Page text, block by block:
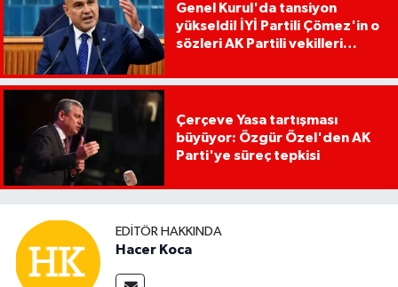
Genel Kurul'da tansiyon
yükseldi! İYİ Partili Çömez'in o
sözleri AK Partili vekilleri
Çerçeve Yasa tartışması
büyüyor: Özgür Özel'den AK
Parti'ye süreç tepkisi
EDITÖR HAKKINDA
Hacer Koca